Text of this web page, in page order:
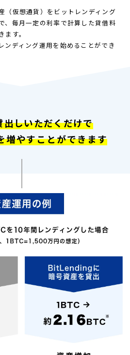
（仮想通貨）をビットレンディング
、毎月一定の利率で計算した貸借料
ます。
ンディング運用を始めることができ
出しいただくだけで
増やすことができます